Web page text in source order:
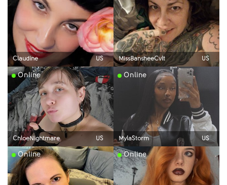
Claudine US MissBansheeCvlt US
Online
ChloeNightmare US
Online
MylaStorm US
Online Online